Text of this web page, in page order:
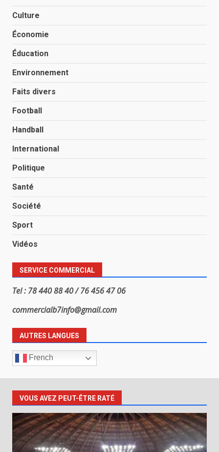
Culture
Économie
Éducation
Environnement
Faits divers
Football
Handball
International
Politique
Santé
Société
Sport
Vidéos
SERVICE COMMERCIAL
Tel : 78 440 88 40 / 76 456 47 06
commercialb7info@gmail.com
AUTRES LANGUES
French
VOUS AVEZ PEUT-ÊTRE RATÉ